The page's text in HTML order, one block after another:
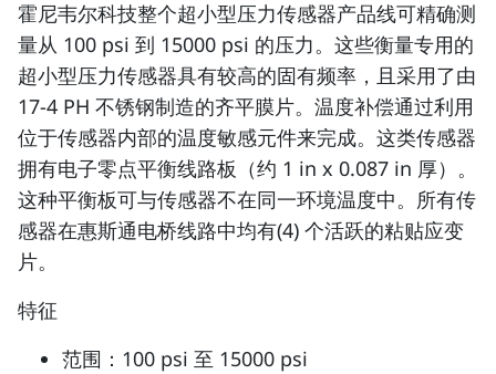
霍尼韦尔科技整个超小型压力传感器产品线可精确测
量从 100 psi 到 15000 psi 的压力。这些衡量专用的
超小型压力传感器具有较高的固有频率，且采用了由
17-4 PH 不锈钢制造的齐平膜片。温度补偿通过利用
位于传感器内部的温度敏感元件来完成。这类传感器
拥有电子零点平衡线路板（约 1 in x 0.087 in 厚）。
这种平衡板可与传感器不在同一环境温度中。所有传
感器在惠斯通电桥线路中均有(4) 个活跃的粘贴应变
片。
特征
范围：100 psi 至 15000 psi